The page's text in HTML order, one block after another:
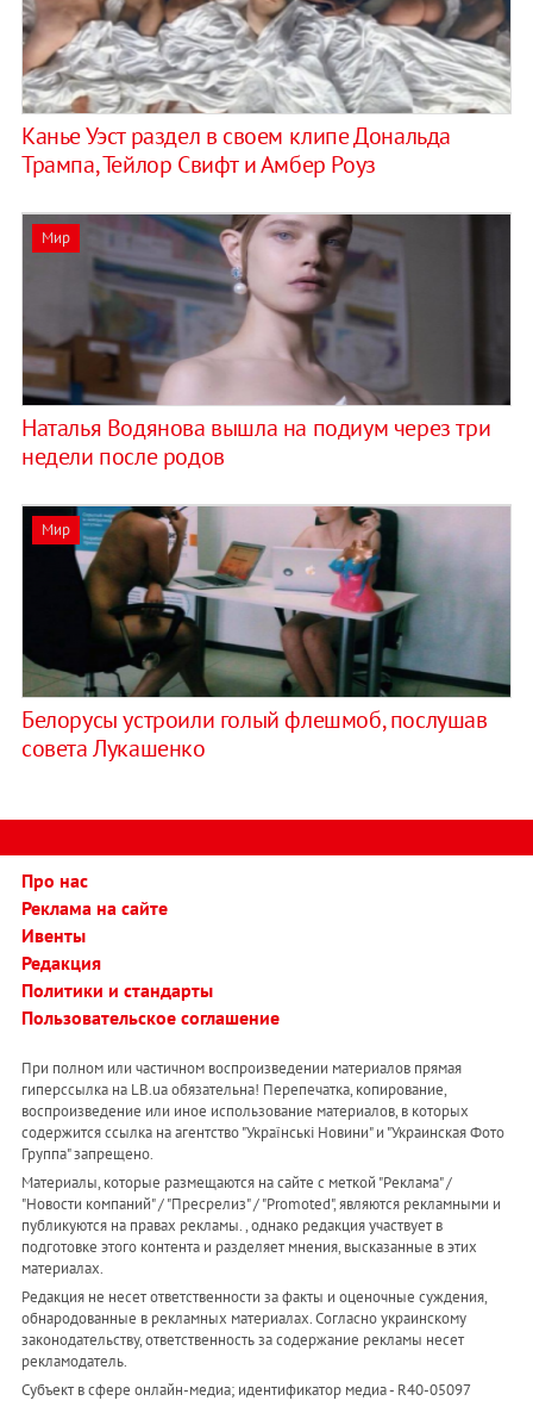
Канье Уэст раздел в своем клипе Дональда
Трампа, Тейлор Свифт и Амбер Роуз
Мир
Наталья Водянова вышла на подиум через три
недели после родов
Мир
Белорусы устроили голый флешмоб, послушав
совета Лукашенко
Про нас
Реклама на сайте
Ивенты
Редакция
Политики и стандарты
Пользовательское соглашение
При полном или частичном воспроизведении материалов прямая
гиперссылка на LB.ua обязательна! Перепечатка, копирование,
воспроизведение или иное использование материалов, в которых
содержится ссылка на агентство "Українськi Новини" и "Украинская Фото
Группа" запрещено.
Материалы, которые размещаются на сайте с меткой "Реклама" /
"Новости компаний" / "Пресрелиз" / "Promoted", являются рекламными и
публикуются на правах рекламы. , однако редакция участвует в
подготовке этого контента и разделяет мнения, высказанные в этих
материалах.
Редакция не несет ответственности за факты и оценочные суждения,
обнародованные в рекламных материалах. Согласно украинскому
законодательству, ответственность за содержание рекламы несет
рекламодатель.
Субъект в сфере онлайн-медиа; идентификатор медиа - R40-05097